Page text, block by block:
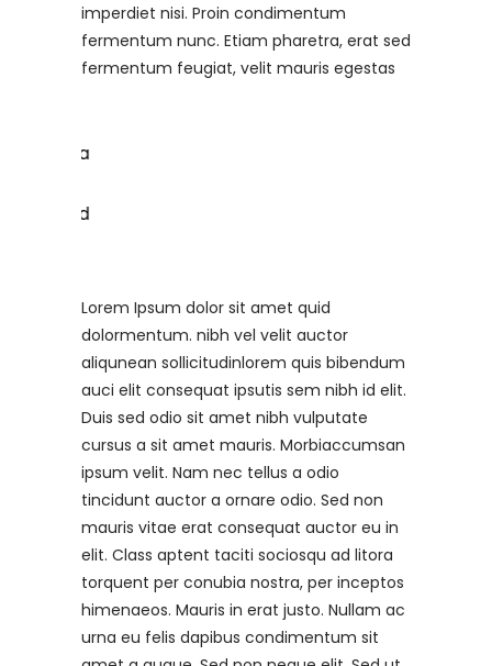
imperdiet nisi. Proin condimentum
fermentum nunc. Etiam pharetra, erat sed
fermentum feugiat, velit mauris egestas
Lorem Ipsum dolor sit amet quid
dolormentum. nibh vel velit auctor
aliqunean sollicitudinlorem quis bibendum
auci elit consequat ipsutis sem nibh id elit.
Duis sed odio sit amet nibh vulputate
cursus a sit amet mauris. Morbiaccumsan
ipsum velit. Nam nec tellus a odio
tincidunt auctor a ornare odio. Sed non
mauris vitae erat consequat auctor eu in
elit. Class aptent taciti sociosqu ad litora
torquent per conubia nostra, per inceptos
himenaeos. Mauris in erat justo. Nullam ac
urna eu felis dapibus condimentum sit